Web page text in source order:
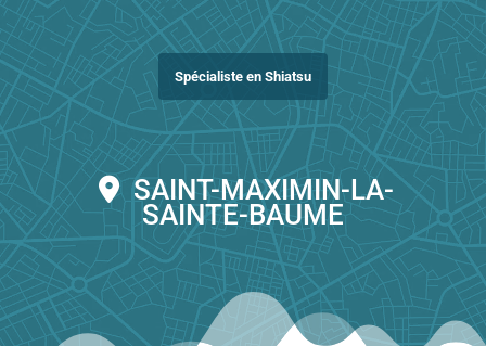
Spécialiste en Shiatsu
SAINT-MAXIMIN-LA-
SAINTE-BAUME